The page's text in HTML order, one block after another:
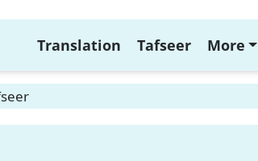
Translation Tafseer More